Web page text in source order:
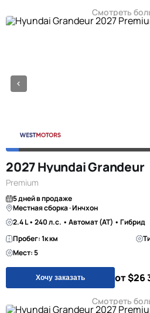
Смотреть
2027 Hyundai Grandeur
Premium
5 дней в продаже
Местная сборка · Инчхон
2.4 L • 240 л.с. • Автомат (AT) • Гибрид
Пробег: 1к км
Мест: 5
Хочу заказать от $26
Смотреть